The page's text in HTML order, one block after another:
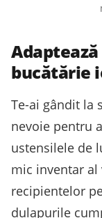
bucătărie
Te-ai gândit la
nevoie pentru
ustensilele de
mic inventar al
recipientelor
dulapurile